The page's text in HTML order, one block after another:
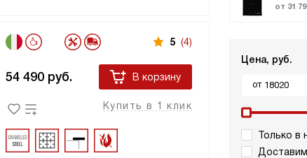
от 31
Цена, руб.
от
Только в
5 (4)
54 490 руб. В корзину
Купить в 1 клик